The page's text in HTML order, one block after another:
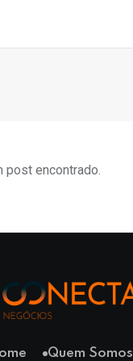
post encontrado.
Quem Somos